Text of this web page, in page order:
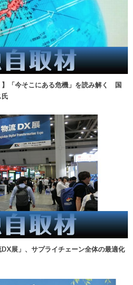
】「今そこにある危機」を読み解く 国
氏
DX展」、サプライチェーン全体の最適化